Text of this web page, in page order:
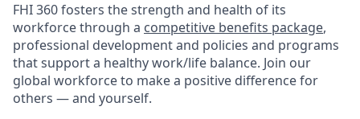
FHI 360 fosters the strength and health of its
workforce through a competitive benefits package,
professional development and policies and programs
that support a healthy work/life balance. Join our
global workforce to make a positive difference for
others — and yourself.